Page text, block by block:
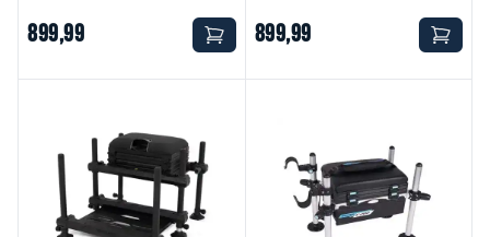
899,99 899,99